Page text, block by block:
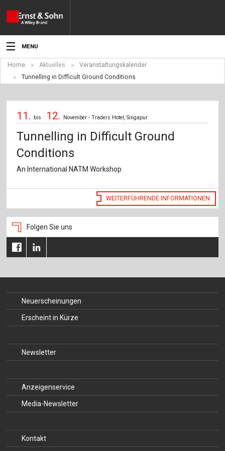
MENU
Aktuelles
Angebote
Fachgebiete
Produkte
Für Autor:innen
Verlag
Home Aktuelles
Veranstaltungskalender
Tunnelling in Difficult Ground Conditions
11. bis 12. November - Traders Hotel, Singapur
Tunnelling in Difficult Ground
Conditions
An International NATM Workshop
WEITERFÜHRENDE INFORMATIONEN
Folgen Sie uns
Neuerscheinungen
Erscheint in Kürze
Newsletter
Anzeigenservice
Media-Newsletter
Kontakt